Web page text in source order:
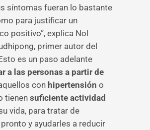
síntomas fueran lo bastante
para justificar un
positivo”, explica Nol
primer autor del
es un paso adelante
a las personas a partir de
con hipertensión o
tienen suficiente actividad
vida, para tratar de
y ayudarles a reducir